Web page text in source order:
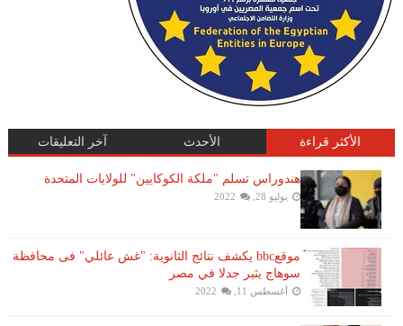
الأكثر قراءة الأحدث آخر التعليقات
هندوراس تسلم "ملكة الكوكايين" للولايات المتحدة
يوليو 28, 2022
موقعbbc يكشف نتائج الثانوية: "غش عائلي" فى محافظة
سوهاج يثير جدلا في مصر
أغسطس 11, 2022